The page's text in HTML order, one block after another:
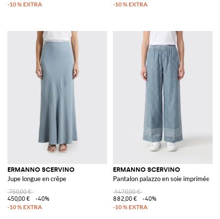
ERMANNO SCERVINO
Jupe longue en crêpe
750,00 €
450,00 €
-40%
ERMANNO SCERVINO
Pantalon palazzo en soie imprimée
1 470,00 €
882,00 €
-40%